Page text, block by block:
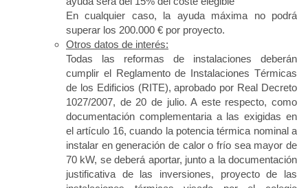
En cualquier caso, la ayuda máxima no podrá
superar los 200.000 € por proyecto.
Otros datos de interés:
Todas las reformas de instalaciones deberán
cumplir el Reglamento de Instalaciones Térmicas
de los Edificios (RITE), aprobado por Real Decreto
1027/2007, de 20 de julio. A este respecto, como
documentación complementaria a las exigidas en
el artículo 16, cuando la potencia térmica nominal a
instalar en generación de calor o frío sea mayor de
70 kW, se deberá aportar, junto a la documentación
justificativa de las inversiones, proyecto de las